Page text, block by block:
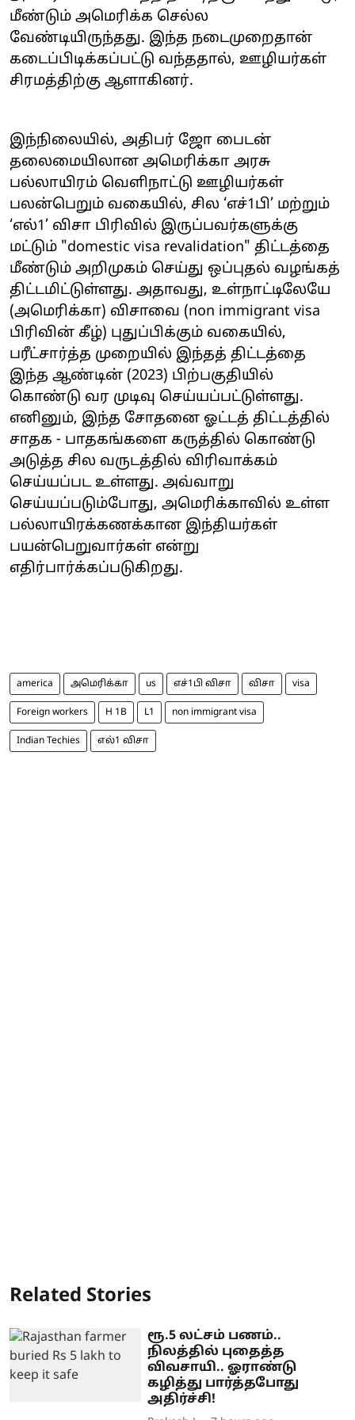
மீண்டும் அமெரிக்க செல்ல
வேண்டியிருந்தது. இந்த நடைமுறைதான்
கடைப்பிடிக்கப்பட்டு வந்ததால், ஊழியர்கள்
சிரமத்திற்கு ஆளாகினர்.
இந்நிலையில், அதிபர் ஜோ பைடன்
தலைமையிலான அமெரிக்கா அரசு
பல்லாயிரம் வெளிநாட்டு ஊழியர்கள்
பலன்பெறும் வகையில், சில ‘எச்1பி’ மற்றும்
‘எல்1’ விசா பிரிவில் இருப்பவர்களுக்கு
மட்டும் "domestic visa revalidation" திட்டத்தை
மீண்டும் அறிமுகம் செய்து ஒப்புதல் வழங்கத்
திட்டமிட்டுள்ளது. அதாவது, உள்நாட்டிலேயே
(அமெரிக்கா) விசாவை (non immigrant visa
பிரிவின் கீழ்) புதுப்பிக்கும் வகையில்,
பரீட்சார்த்த முறையில் இந்தத் திட்டத்தை
இந்த ஆண்டின் (2023) பிற்பகுதியில்
கொண்டு வர முடிவு செய்யப்பட்டுள்ளது.
எனினும், இந்த சோதனை ஓட்டத் திட்டத்தில்
சாதக - பாதகங்களை கருத்தில் கொண்டு
அடுத்த சில வருடத்தில் விரிவாக்கம்
செய்யப்பட உள்ளது. அவ்வாறு
செய்யப்படும்போது, அமெரிக்காவில் உள்ள
பல்லாயிரக்கணக்கான இந்தியர்கள்
பயன்பெறுவார்கள் என்று
எதிர்பார்க்கப்படுகிறது.
america அமெரிக்கா us எச்1பி விசா விசா visa
Foreign workers H 1B L1 non immigrant visa
Indian Techies எல்1 விசா
Related Stories
ரூ.5 லட்சம் பணம்..
நிலத்தில் புதைத்த
விவசாயி.. ஓராண்டு
கழித்து பார்த்தபோது
அதிர்ச்சி!